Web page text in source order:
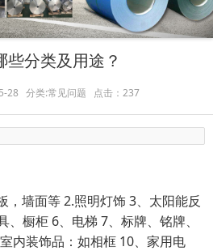
些分类及用途？
28 分类:常见问题 点击：237
墙面等 2.照明灯饰 3、太阳能反
橱柜 6、电梯 7、标牌、铭牌、
内装饰品：如相框 10、家用电